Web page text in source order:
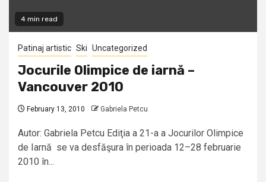
4 min read
Patinaj artistic Ski Uncategorized
Jocurile Olimpice de iarnă –
Vancouver 2010
February 13, 2010 Gabriela Petcu
Autor: Gabriela Petcu Ediţia a 21-a a Jocurilor Olimpice
de Iarnă se va desfăşura în perioada 12–28 februarie
2010 în...